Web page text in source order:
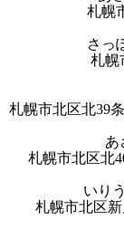
札幌
さっ
札幌
札幌市北区北39
あ
札幌市北区北
いり
札幌市北区